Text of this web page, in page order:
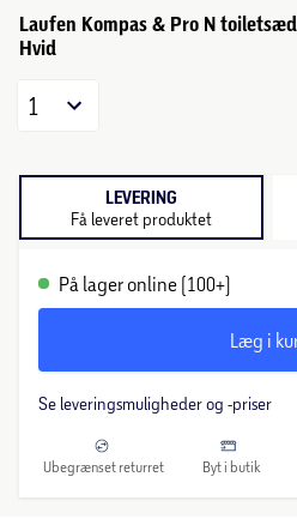
Laufen Kompas & Pro N
Hvid
1
LEVERING
Få leveret produktet
På lager online (100+)
Læg i
Se leveringsmuligheder og -priser
Ubegrænset returret Byt i butik